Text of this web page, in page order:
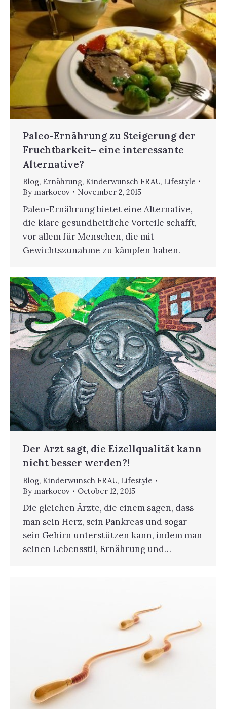
Paleo-Ernährung zu Steigerung der
Fruchtbarkeit– eine interessante
Alternative?
Blog, Ernährung, Kinderwunsch FRAU, Lifestyle
By markocov November 2, 2015
Paleo-Ernährung bietet eine Alternative,
die klare gesundheitliche Vorteile schafft,
vor allem für Menschen, die mit
Gewichtszunahme zu kämpfen haben.
Der Arzt sagt, die Eizellqualität kann
nicht besser werden?!
Blog, Kinderwunsch FRAU, Lifestyle
By markocov October 12, 2015
Die gleichen Ärzte, die einem sagen, dass
man sein Herz, sein Pankreas und sogar
sein Gehirn unterstützen kann, indem man
seinen Lebensstil, Ernährung und…